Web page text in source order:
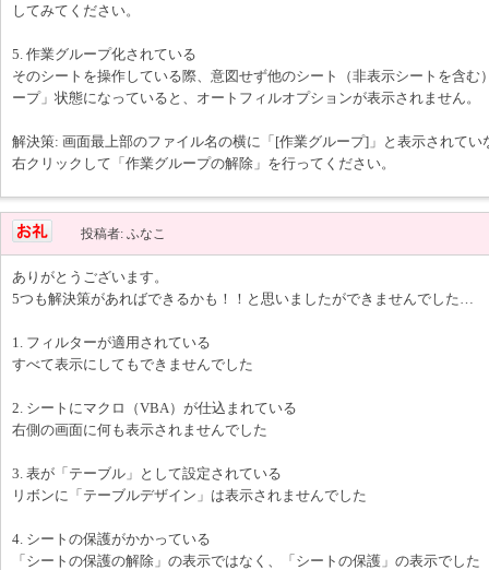
してみてください。
5. 作業グループ化されている
そのシートを操作している際、意図せず他のシート（非表示シートを含む
ープ」状態になっていると、オートフィルオプションが表示されません。
解決策: 画面最上部のファイル名の横に「[作業グループ]」と表示されて
右クリックして「作業グループの解除」を行ってください。
投稿者: ふなこ
ありがとうございます。
5つも解決策があればできるかも！！と思いましたができませんでした…
1. フィルターが適用されている
すべて表示にしてもできませんでした
2. シートにマクロ（VBA）が仕込まれている
右側の画面に何も表示されませんでした
3. 表が「テーブル」として設定されている
リボンに「テーブルデザイン」は表示されませんでした
4. シートの保護がかかっている
「シートの保護の解除」の表示ではなく、「シートの保護」の表示でした